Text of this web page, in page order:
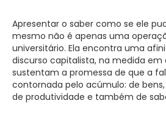
Apresentar o saber como se ele
mesmo não é apenas uma
universitário. Ela encontra uma
discurso capitalista, na medida em
sustentam a promessa de que a
contornada pelo acúmulo: de
de produtividade e também de